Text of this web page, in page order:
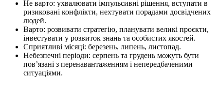
Не варто: ухвалювати імпульсивні рішення, вступати в
ризиковані конфлікти, нехтувати порадами досвідчених
людей.
Варто: розвивати стратегію, планувати великі проєкти,
інвестувати у розвиток знань та особистих якостей.
Сприятливі місяці: березень, липень, листопад.
Небезпечні періоди: серпень та грудень можуть бути
пов’язані з перенавантаженням і непередбаченими
ситуаціями.